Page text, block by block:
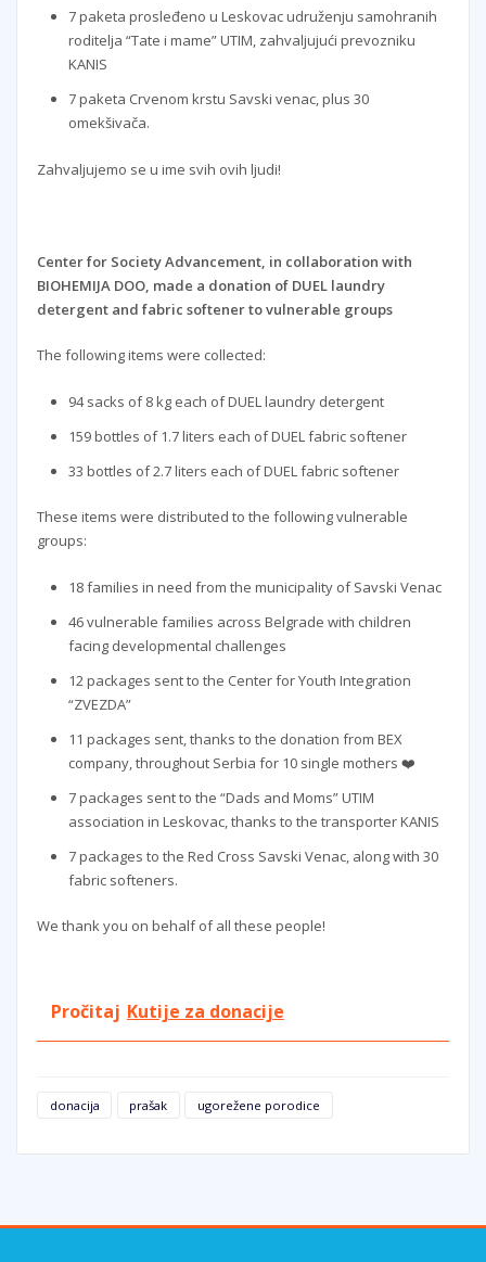
7 paketa prosleđeno u Leskovac udruženju samohranih
roditelja “Tate i mame” UTIM, zahvaljujući prevozniku
KANIS
7 paketa Crvenom krstu Savski venac, plus 30
omekšivača.
Zahvaljujemo se u ime svih ovih ljudi!
Center for Society Advancement, in collaboration with
BIOHEMIJA DOO, made a donation of DUEL laundry
detergent and fabric softener to vulnerable groups
The following items were collected:
94 sacks of 8 kg each of DUEL laundry detergent
159 bottles of 1.7 liters each of DUEL fabric softener
33 bottles of 2.7 liters each of DUEL fabric softener
These items were distributed to the following vulnerable
groups:
18 families in need from the municipality of Savski Venac
46 vulnerable families across Belgrade with children
facing developmental challenges
12 packages sent to the Center for Youth Integration
“ZVEZDA”
11 packages sent, thanks to the donation from BEX
company, throughout Serbia for 10 single mothers ❤️
7 packages sent to the “Dads and Moms” UTIM
association in Leskovac, thanks to the transporter KANIS
7 packages to the Red Cross Savski Venac, along with 30
fabric softeners.
We thank you on behalf of all these people!
Pročitaj Kutije za donacije
donacija prašak ugorežene porodice